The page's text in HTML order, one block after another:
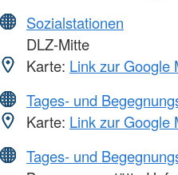
Sozialstationen
DLZ-Mitte
Karte: Link zur Google
Tages- und
Karte: Link zur Google
Tages- und